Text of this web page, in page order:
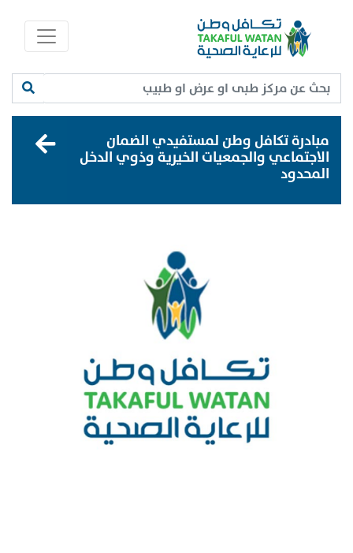
مبادرة تكافل وطن لمستفيدي الضمان
الاجتماعي والجمعيات الخيرية وذوي الدخل
المحدود